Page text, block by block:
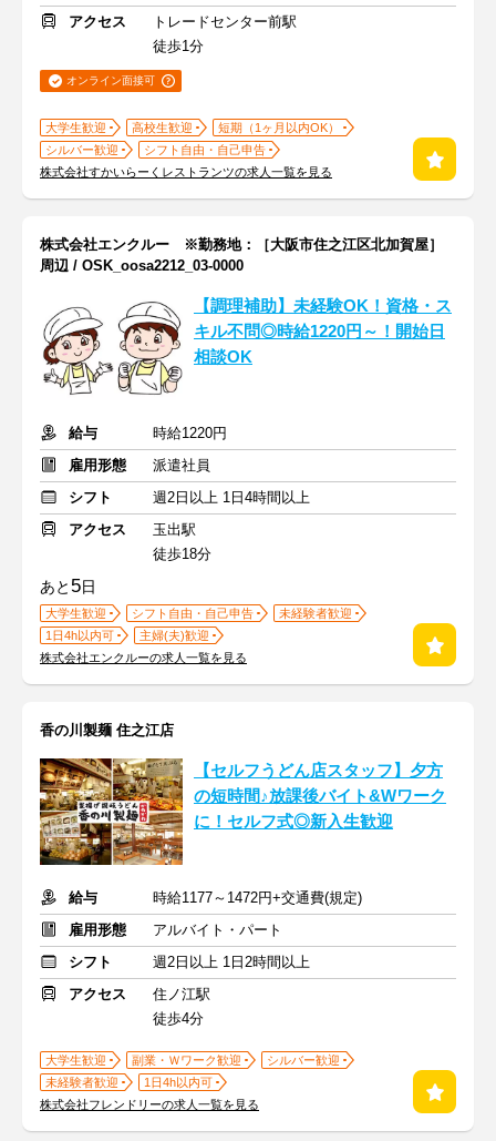
アクセス
トレードセンター前駅
徒歩1分
オンライン面接可
大学生歓迎 高校生歓迎
短期（1ヶ月以内OK）
シルバー歓迎
シフト自由・自己申告
株式会社すかいらーくレストランツの求人一覧を見る
株式会社エンクルー ※勤務地：［大阪市住之江区北加賀屋］
周辺 / OSK_oosa2212_03-0000
【調理補助】未経験OK！資格・ス
キル不問◎時給1220円～！開始日
相談OK
給与
時給1220円
雇用形態
派遣社員
シフト
週2日以上 1日4時間以上
アクセス
玉出駅
徒歩18分
あと 5日
大学生歓迎 シフト自由・自己申告
未経験者歓迎
1日4h以内可
主婦(夫)歓迎
株式会社エンクルーの求人一覧を見る
香の川製麺 住之江店
【セルフうどん店スタッフ】夕方
の短時間♪放課後バイト&Wワーク
に！セルフ式◎新入生歓迎
給与
時給1177～1472円+交通費(規定)
雇用形態
アルバイト・パート
シフト
週2日以上 1日2時間以上
アクセス
住ノ江駅
徒歩4分
大学生歓迎 副業・Ｗワーク歓迎
シルバー歓迎
未経験者歓迎
1日4h以内可
株式会社フレンドリーの求人一覧を見る